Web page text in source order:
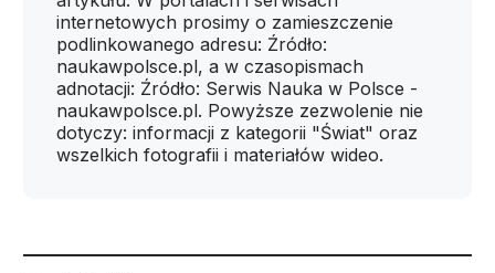
internetowych prosimy o zamieszczenie
podlinkowanego adresu: Źródło:
naukawpolsce.pl, a w czasopismach
adnotacji: Źródło: Serwis Nauka w Polsce -
naukawpolsce.pl. Powyższe zezwolenie nie
dotyczy: informacji z kategorii "Świat" oraz
wszelkich fotografii i materiałów wideo.